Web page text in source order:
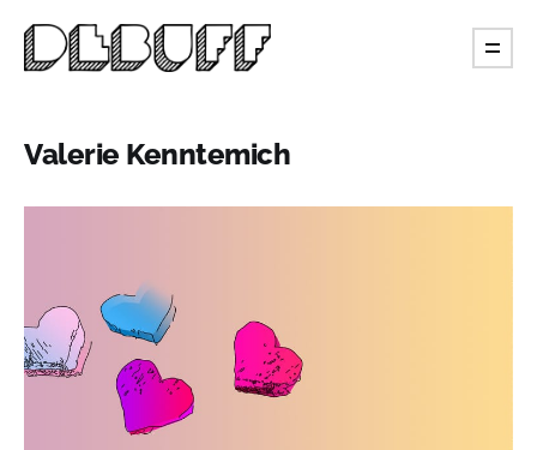
Valerie Kenntemich